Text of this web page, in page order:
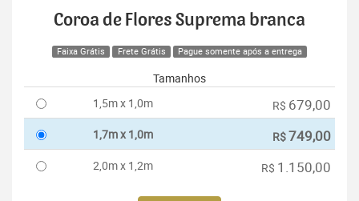
Coroa de Flores Suprema branca
Faixa Grátis Frete Grátis Pague somente após a entrega
Tamanhos
1,5m x 1,0m
R$ 679,00
1,7m x 1,0m R$749,00
2,0m x 1,2m R$ 1.150,00